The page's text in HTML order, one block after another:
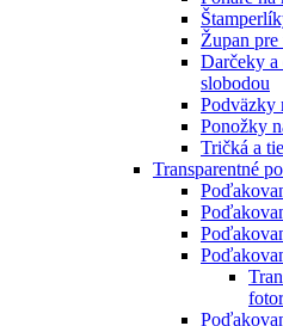
Župan
Darčeky a
slobodou
Podväzky
Ponožky
Tričká a
Transparentné